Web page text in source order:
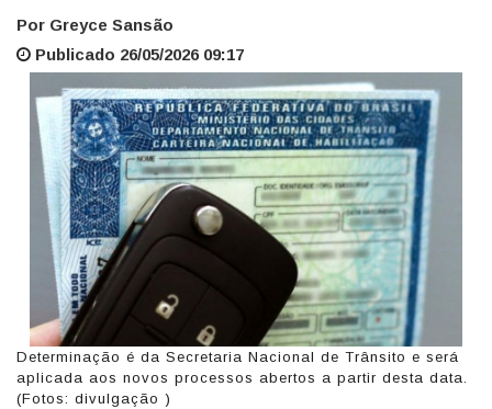
Por Greyce Sansão
Publicado 26/05/2026 09:17
Determinação é da Secretaria Nacional de Trânsito e será
aplicada aos novos processos abertos a partir desta data.
(Fotos: divulgação )